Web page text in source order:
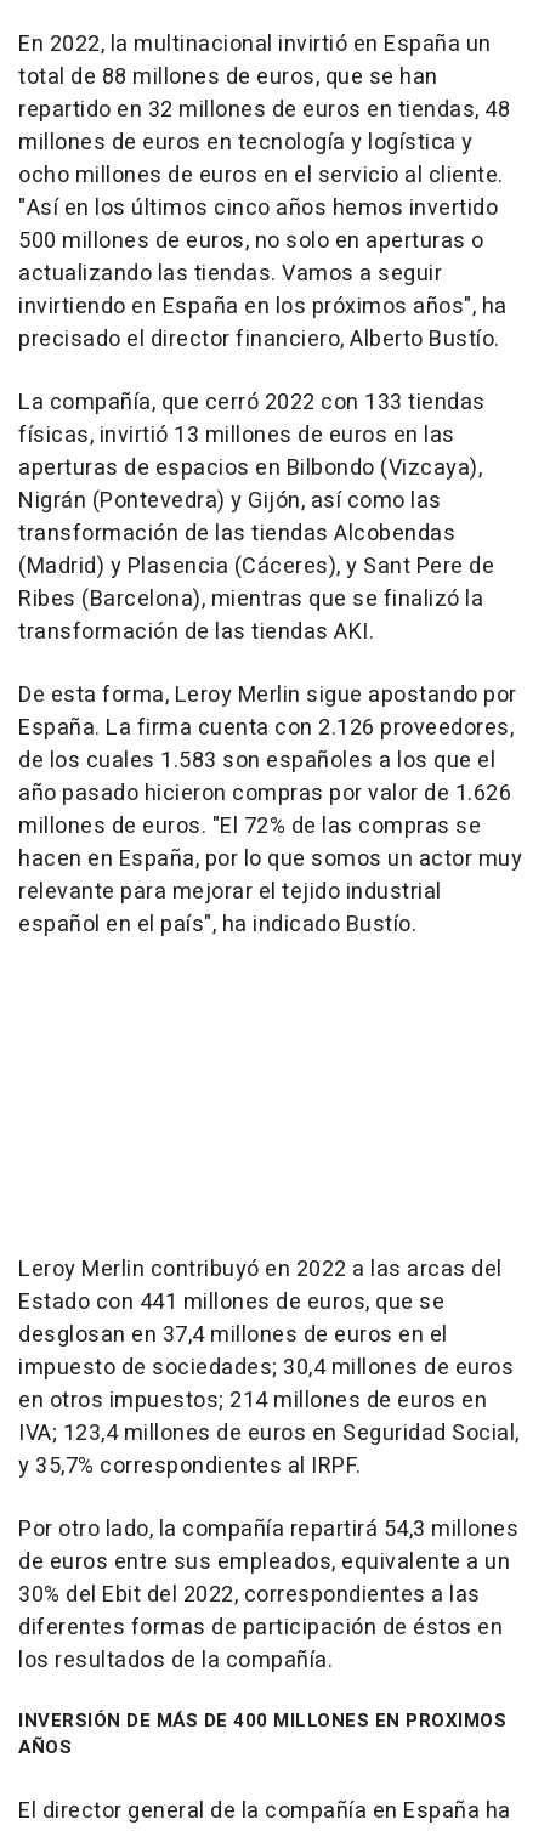
En 2022, la multinacional invirtió en España un
total de 88 millones de euros, que se han
repartido en 32 millones de euros en tiendas, 48
millones de euros en tecnología y logística y
ocho millones de euros en el servicio al cliente.
"Así en los últimos cinco años hemos invertido
500 millones de euros, no solo en aperturas o
actualizando las tiendas. Vamos a seguir
invirtiendo en España en los próximos años", ha
precisado el director financiero, Alberto Bustío.
La compañía, que cerró 2022 con 133 tiendas
físicas, invirtió 13 millones de euros en las
aperturas de espacios en Bilbondo (Vizcaya),
Nigrán (Pontevedra) y Gijón, así como las
transformación de las tiendas Alcobendas
(Madrid) y Plasencia (Cáceres), y Sant Pere de
Ribes (Barcelona), mientras que se finalizó la
transformación de las tiendas AKI.
De esta forma, Leroy Merlin sigue apostando por
España. La firma cuenta con 2.126 proveedores,
de los cuales 1.583 son españoles a los que el
año pasado hicieron compras por valor de 1.626
millones de euros. "El 72% de las compras se
hacen en España, por lo que somos un actor muy
relevante para mejorar el tejido industrial
español en el país", ha indicado Bustío.
Leroy Merlin contribuyó en 2022 a las arcas del
Estado con 441 millones de euros, que se
desglosan en 37,4 millones de euros en el
impuesto de sociedades; 30,4 millones de euros
en otros impuestos; 214 millones de euros en
IVA; 123,4 millones de euros en Seguridad Social,
y 35,7% correspondientes al IRPF.
Por otro lado, la compañía repartirá 54,3 millones
de euros entre sus empleados, equivalente a un
30% del Ebit del 2022, correspondientes a las
diferentes formas de participación de éstos en
los resultados de la compañía.
INVERSIÓN DE MÁS DE 400 MILLONES EN PROXIMOS
AÑOS
El director general de la compañía en España ha